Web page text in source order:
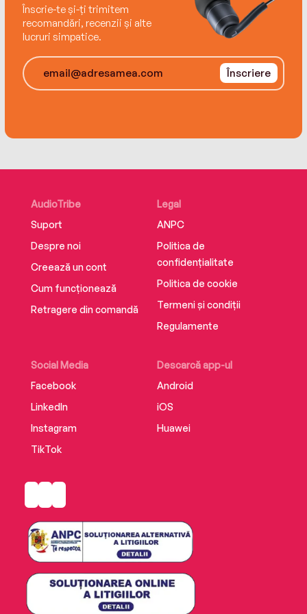
Înscrie-te și-ți trimitem
recomandări, recenzii și alte
lucruri simpatice.
Înscriere
AudioTribe
Suport
Despre noi
Creează un cont
Cum funcționează
Retragere din comandă
Social Media
Facebook
LinkedIn
Instagram
TikTok
Descarcă app-ul
Android
iOS
Huawei
Legal
ANPC
Politica de
confidențialitate
Politica de cookie
Termeni și condiții
Regulamente